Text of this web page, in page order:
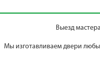
Выезд
Мы изготавливаем двери